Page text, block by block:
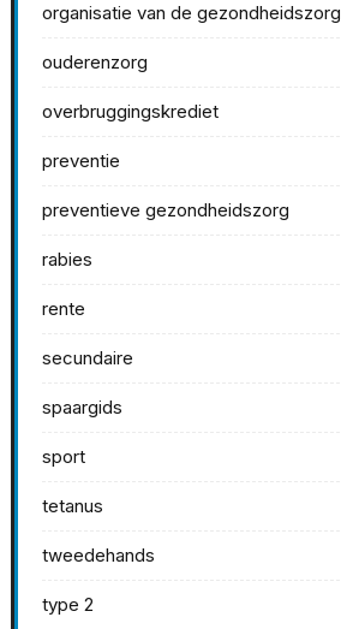
organisatie van de gezondheidszorg
ouderenzorg
overbruggingskrediet
preventie
preventieve gezondheidszorg
rabies
rente
secundaire
spaargids
sport
tetanus
tweedehands
type 2